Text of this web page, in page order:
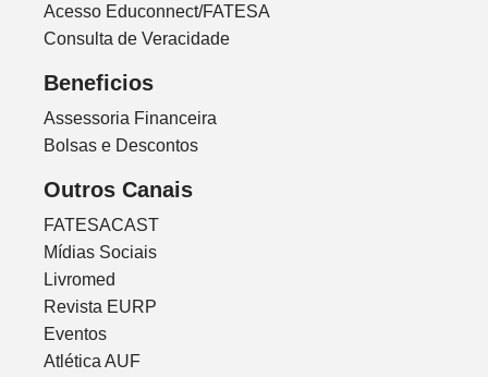
Acesso Educonnect/FATESA
Consulta de Veracidade
Beneficios
Assessoria Financeira
Bolsas e Descontos
Outros Canais
FATESACAST
Mídias Sociais
Livromed
Revista EURP
Eventos
Atlética AUF